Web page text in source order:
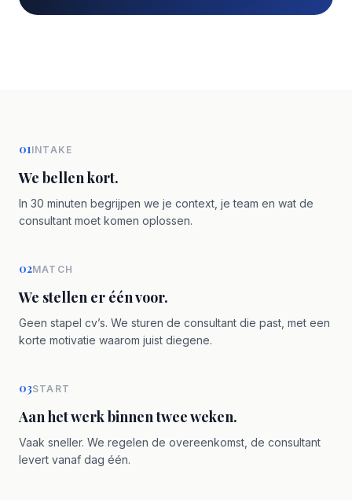
01INTAKE
We bellen kort.
In 30 minuten begrijpen we je context, je team en wat de
consultant moet komen oplossen.
02MATCH
We stellen er één voor.
Geen stapel cv’s. We sturen de consultant die past, met een
korte motivatie waarom juist diegene.
03START
Aan het werk binnen twee weken.
Vaak sneller. We regelen de overeenkomst, de consultant
levert vanaf dag één.